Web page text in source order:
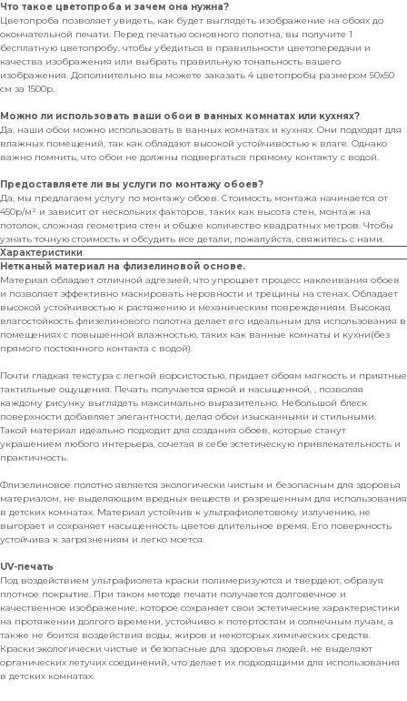
Что такое цветопроба и зачем она нужна?
Цветопроба позволяет увидеть, как будет выглядеть изображение на обоях до
окончательной печати. Перед печатью основного полотна, вы получите 1
бесплатную цветопробу, чтобы убедиться в правильности цветопередачи и
качества изображения или выбрать правильную тональность вашего
изображения. Дополнительно вы можете заказать 4 цветопробы размером 50х50
см за 1500р.
Можно ли использовать ваши обои в ванных комнатах или кухнях?
Да, наши обои можно использовать в ванных комнатах и кухнях. Они подходят для
влажных помещений, так как обладают высокой устойчивостью к влаге. Однако
важно помнить, что обои не должны подвергаться прямому контакту с водой.
Предоставляете ли вы услуги по монтажу обоев?
Да, мы предлагаем услугу по монтажу обоев. Стоимость монтажа начинается от
450р/м² и зависит от нескольких факторов, таких как высота стен, монтаж на
потолок, сложная геометрия стен и общее количество квадратных метров. Чтобы
узнать точную стоимость и обсудить все детали, пожалуйста, свяжитесь с нами.
Характеристики
Нетканый материал на флизелиновой основе.
Материал обладает отличной адгезией, что упрощает процесс наклеивания обоев
и позволяет эффективно маскировать неровности и трещины на стенах. Обладает
высокой устойчивостью к растяжению и механическим повреждениям. Высокая
влагостойкость флизелинового полотна делает его идеальным для использования в
помещениях с повышенной влажностью, таких как ванные комнаты и кухни(без
прямого постоянного контакта с водой).
Почти гладкая текстура с легкой ворсистостью, придает обоям мягкость и приятные
тактильные ощущения. Печать получается яркой и насыщенной, , позволяя
каждому рисунку выглядеть максимально выразительно. Небольшой блеск
поверхности добавляет элегантности, делая обои изысканными и стильными.
Такой материал идеально подходит для создания обоев, которые станут
украшением любого интерьера, сочетая в себе эстетическую привлекательность и
практичность.
Флизелиновое полотно является экологически чистым и безопасным для здоровья
материалом, не выделяющим вредных веществ и разрешенным для использования
в детских комнатах. Материал устойчив к ультрафиолетовому излучению, не
выгорает и сохраняет насыщенность цветов длительное время. Его поверхность
устойчива к загрязнениям и легко моется.
UV-печать
Под воздействием ультрафиолета краски полимеризуются и твердеют, образуя
плотное покрытие. При таком методе печати получается долговечное и
качественное изображение, которое сохраняет свои эстетические характеристики
на протяжении долгого времени, устойчиво к потертостям и солнечным лучам, а
также не боится воздействия воды, жиров и некоторых химических средств.
Краски экологически чистые и безопасные для здоровья людей, не выделяют
органических летучих соединений, что делает их подходящими для использования
в детских комнатах.